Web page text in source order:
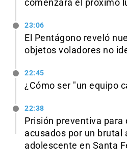
comenzará el próximo
23:06
El Pentágono reveló
objetos voladores no
22:45
¿Cómo ser "un equipo
22:38
Prisión preventiva para
acusados por un brutal
adolescente en Santa